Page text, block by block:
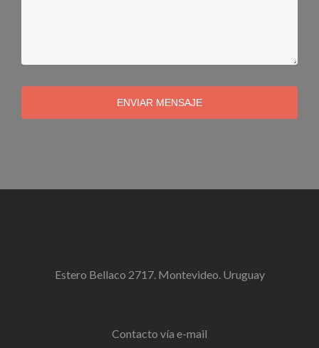
ENVIAR MENSAJE
Estero Bellaco 2717. Montevideo. Uruguay
Contacto vía e-mail